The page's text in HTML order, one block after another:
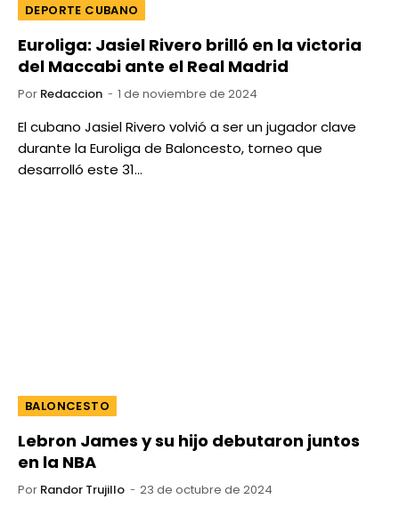
DEPORTE CUBANO
Euroliga: Jasiel Rivero brilló en la victoria
del Maccabi ante el Real Madrid
Por Redaccion 1 de noviembre de 2024
El cubano Jasiel Rivero volvió a ser un jugador clave
durante la Euroliga de Baloncesto, torneo que
desarrolló este 31…
BALONCESTO
Lebron James y su hijo debutaron juntos
en la NBA
Por Randor Trujillo 23 de octubre de 2024